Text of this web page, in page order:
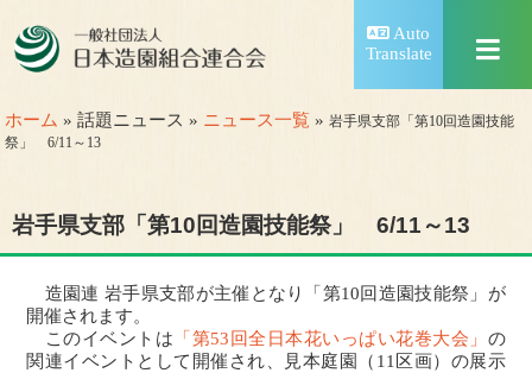
Auto
Translate
ホーム » 話題ニュース » ニュース一覧 »岩手県支部「第10回造園技能
祭」 6/11～13
岩手県支部「第10回造園技能祭」 6/11～13
造園連 岩手県支部が主催となり「第10回造園技能祭」が
開催されます。
このイベントは 「第53回全日本花いっぱい花巻大会」 の
関連イベントとして開催され、見本庭園（11区画）の展示